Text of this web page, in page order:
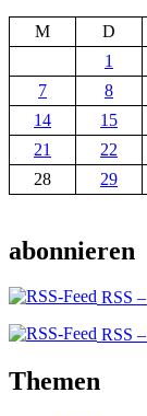
M
D
1
7
8
14
15
21
22
28
29
abonnieren
RSS
RSS
Themen